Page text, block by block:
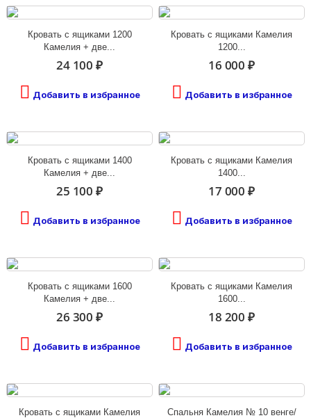
Кровать с ящиками 1200
Камелия + две...
24 100 ₽
Добавить в избранное
Кровать с ящиками Камелия
1200...
16 000 ₽
Добавить в избранное
Кровать с ящиками 1400
Камелия + две...
25 100 ₽
Добавить в избранное
Кровать с ящиками Камелия
1400...
17 000 ₽
Добавить в избранное
Кровать с ящиками 1600
Камелия + две...
26 300 ₽
Добавить в избранное
Кровать с ящиками Камелия
1600...
18 200 ₽
Добавить в избранное
Кровать с ящиками Камелия
Спальня Камелия № 10 венге/